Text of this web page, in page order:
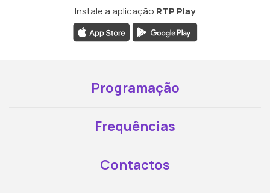
Instale a aplicação RTP Play
Programação
Frequências
Contactos